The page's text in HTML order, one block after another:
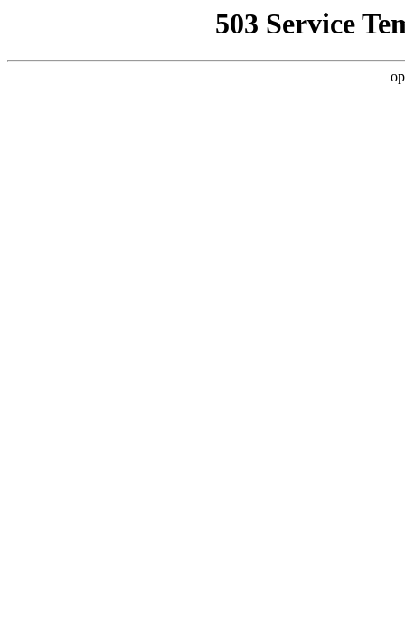
503 Service